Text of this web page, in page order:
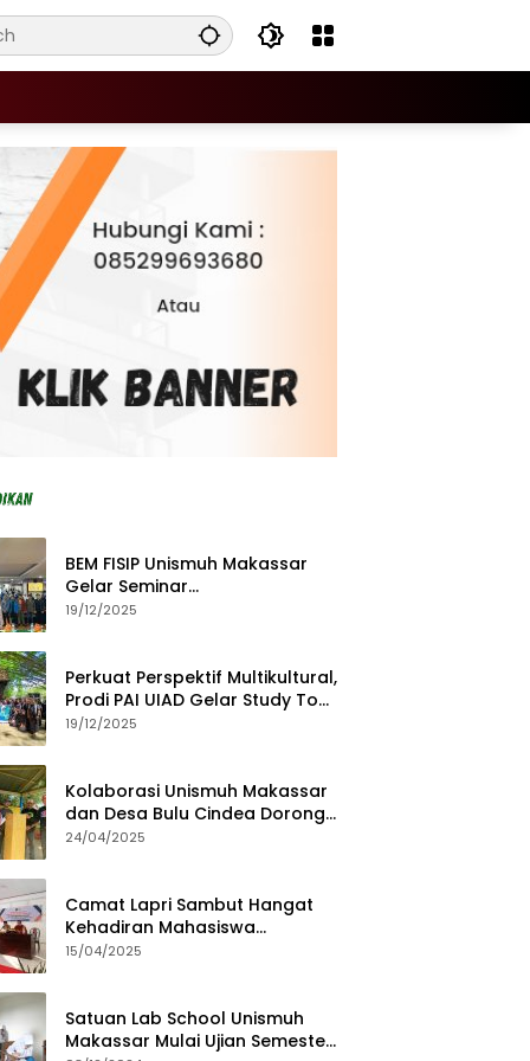
BEM FISIP Unismuh Makassar
Gelar Seminar
Keperempuanan, Bahas
19/12/2025
Perkuat Perspektif Multikultural,
Prodi PAI UIAD Gelar Study Tour
ke Kajang
19/12/2025
Kolaborasi Unismuh Makassar
dan Desa Bulu Cindea Dorong
Sentra Garam Industri
24/04/2025
Camat Lapri Sambut Hangat
Kehadiran Mahasiswa
PoltekMu
15/04/2025
Satuan Lab School Unismuh
Makassar Mulai Ujian Semester,